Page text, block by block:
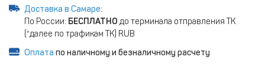
Доставка в Самаре:
По России: БЕСПЛАТНО до терминала отправления ТК
(*далее по трафикам ТК) RUB
Оплата по наличному и безналичному расчету